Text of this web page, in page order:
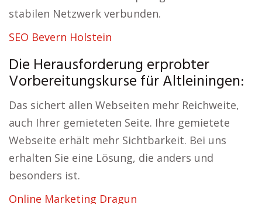
stabilen Netzwerk verbunden.
SEO Bevern Holstein
Die Herausforderung erprobter
Vorbereitungskurse für Altleiningen:
Das sichert allen Webseiten mehr Reichweite,
auch Ihrer gemieteten Seite. Ihre gemietete
Webseite erhält mehr Sichtbarkeit. Bei uns
erhalten Sie eine Lösung, die anders und
besonders ist.
Online Marketing Dragun